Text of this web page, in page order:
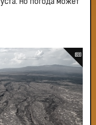
Но погода может